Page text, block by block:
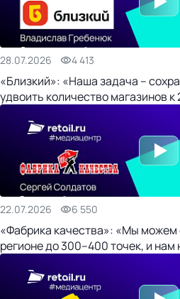
28.07.2026 4 413
«Близкий»: «Наша задача –
удвоить количество магазинов к
22.07.2026 6 550
«Фабрика качества»: «Мы
регионе до 300–400 точек, и нам